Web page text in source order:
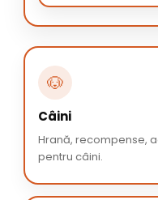
🐶
Câini
Hrană, recompense,
pentru câini.